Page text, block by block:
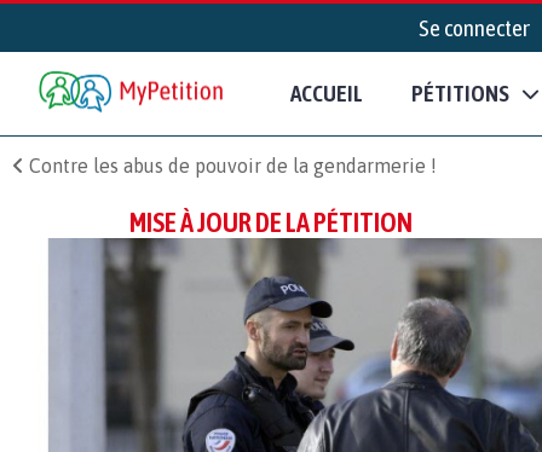
Se connecter
ACCUEIL PÉTITIONS
Contre les abus de pouvoir de la gendarmerie !
MISE À JOUR DE LA PÉTITION